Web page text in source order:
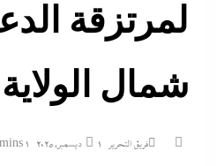
لمرتزقة
شمال الولاية
فريق التحرير 1 ديسمبر، 2025 1 mins